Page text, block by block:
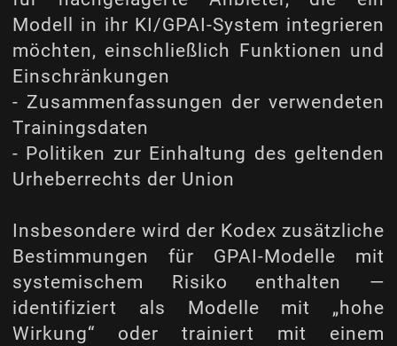
Modell in ihr KI/GPAI-System integrieren
möchten, einschließlich Funktionen und
Einschränkungen
- Zusammenfassungen der verwendeten
Trainingsdaten
- Politiken zur Einhaltung des geltenden
Urheberrechts der Union
Insbesondere wird der Kodex zusätzliche
Bestimmungen für GPAI-Modelle mit
systemischem Risiko enthalten —
identifiziert als Modelle mit „hohe
Wirkung“ oder trainiert mit einem